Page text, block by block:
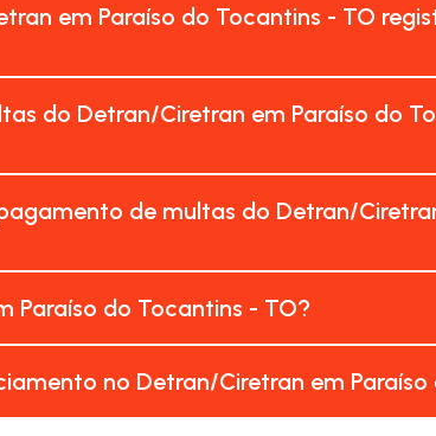
em Paraíso do Tocantins - TO
do Detran/Ciretran em Paraíso do
de multas do Detran/
Paraíso do Tocantins - TO?
no Detran/Ciretran em